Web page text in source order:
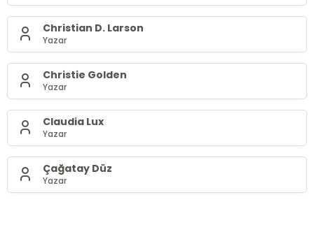
Christian D. Larson
Yazar
Christie Golden
Yazar
Claudia Lux
Yazar
Çağatay Düz
Yazar